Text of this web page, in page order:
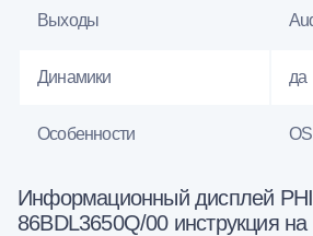
Выходы
Динамики да
Особенности
Информационный дисплей
86BDL3650Q/00 инструкция